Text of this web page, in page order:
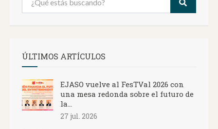
ÚLTIMOS ARTÍCULOS
EJASO vuelve al FesTVal 2026 con
una mesa redonda sobre el futuro de
la...
27 jul. 2026